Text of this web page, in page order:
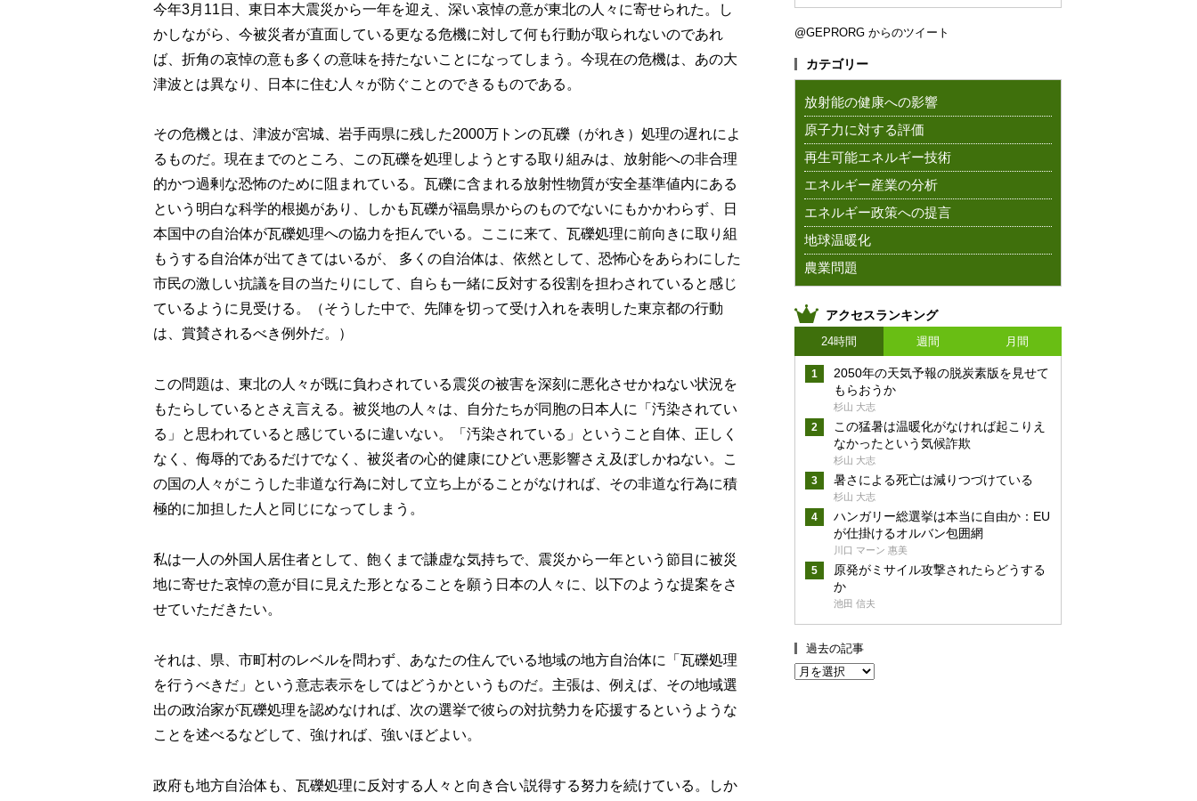
今年3月11日、東日本大震災から一年を迎え、深い哀悼の意が東北の人々に寄せられた。し
かしながら、今被災者が直面している更なる危機に対して何も行動が取られないのであれ
ば、折角の哀悼の意も多くの意味を持たないことになってしまう。今現在の危機は、あの大
津波とは異なり、日本に住む人々が防ぐことのできるものである。
その危機とは、津波が宮城、岩手両県に残した2000万トンの瓦礫（がれき）処理の遅れによ
るものだ。現在までのところ、この瓦礫を処理しようとする取り組みは、放射能への非合理
的かつ過剰な恐怖のために阻まれている。瓦礫に含まれる放射性物質が安全基準値内にある
という明白な科学的根拠があり、しかも瓦礫が福島県からのものでないにもかかわらず、日
本国中の自治体が瓦礫処理への協力を拒んでいる。ここに来て、瓦礫処理に前向きに取り組
もうする自治体が出てきてはいるが、 多くの自治体は、依然として、恐怖心をあらわにした
市民の激しい抗議を目の当たりにして、自らも一緒に反対する役割を担わされていると感じ
ているように見受ける。（そうした中で、先陣を切って受け入れを表明した東京都の行動
は、賞賛されるべき例外だ。）
この問題は、東北の人々が既に負わされている震災の被害を深刻に悪化させかねない状況を
もたらしているとさえ言える。被災地の人々は、自分たちが同胞の日本人に「汚染されてい
る」と思われていると感じているに違いない。「汚染されている」ということ自体、正しく
なく、侮辱的であるだけでなく、被災者の心的健康にひどい悪影響さえ及ぼしかねない。こ
の国の人々がこうした非道な行為に対して立ち上がることがなければ、その非道な行為に積
極的に加担した人と同じになってしまう。
私は一人の外国人居住者として、飽くまで謙虚な気持ちで、震災から一年という節目に被災
地に寄せた哀悼の意が目に見えた形となることを願う日本の人々に、以下のような提案をさ
せていただきたい。
それは、県、市町村のレベルを問わず、あなたの住んでいる地域の地方自治体に「瓦礫処理
を行うべきだ」という意志表示をしてはどうかというものだ。主張は、例えば、その地域選
出の政治家が瓦礫処理を認めなければ、次の選挙で彼らの対抗勢力を応援するというような
ことを述べるなどして、強ければ、強いほどよい。
政府も地方自治体も、瓦礫処理に反対する人々と向き合い説得する努力を続けている。しか
@GEPRORG からのツイート
カテゴリー
放射能の健康への影響
原子力に対する評価
再生可能エネルギー技術
エネルギー産業の分析
エネルギー政策への提言
地球温暖化
農業問題
アクセスランキング
24時間 週間 月間
2050年の天気予報の脱炭素版を見せて
もらおうか
杉山 大志
この猛暑は温暖化がなければ起こりえ
なかったという気候詐欺
杉山 大志
暑さによる死亡は減りつづけている
杉山 大志
ハンガリー総選挙は本当に自由か：EU
が仕掛けるオルバン包囲網
川口 マーン 惠美
原発がミサイル攻撃されたらどうする
か
池田 信夫
過去の記事